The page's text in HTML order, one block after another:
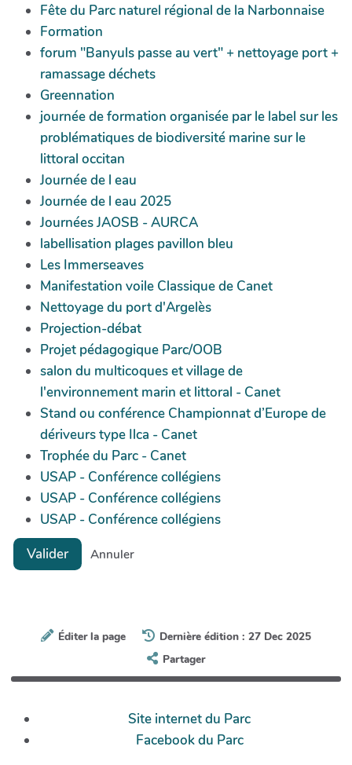
Fête du Parc naturel régional de la Narbonnaise
Formation
forum "Banyuls passe au vert" + nettoyage port +
ramassage déchets
Greennation
journée de formation organisée par le label sur les
problématiques de biodiversité marine sur le
littoral occitan
Journée de l eau
Journée de l eau 2025
Journées JAOSB - AURCA
labellisation plages pavillon bleu
Les Immerseaves
Manifestation voile Classique de Canet
Nettoyage du port d'Argelès
Projection-débat
Projet pédagogique Parc/OOB
salon du multicoques et village de
l'environnement marin et littoral - Canet
Stand ou conférence Championnat d’Europe de
dériveurs type Ilca - Canet
Trophée du Parc - Canet
USAP - Conférence collégiens
USAP - Conférence collégiens
USAP - Conférence collégiens
Valider
Annuler
Éditer la page
Dernière édition : 27 Dec 2025
Partager
Site internet du Parc
Facebook du Parc